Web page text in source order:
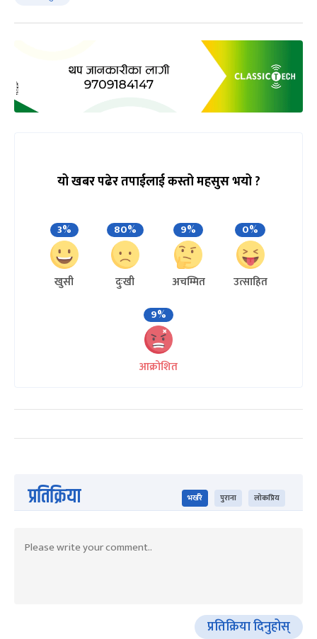
यो खबर पढेर तपाईलाई कस्तो महसुस भयो ?
3%
खुसी
80%
दुःखी
9%
अचम्मित
0%
उत्साहित
9%
आक्रोशित
प्रतिक्रिया भर्खरै पुराना लोकप्रिय
प्रतिक्रिया दिनुहोस्